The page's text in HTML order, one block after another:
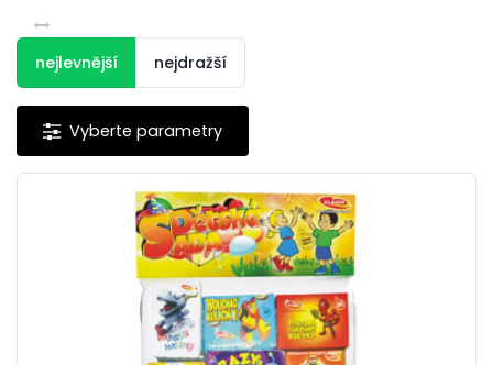
nejlevnější nejdražší